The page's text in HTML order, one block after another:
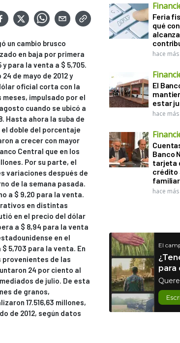
un cambio brusco
en baja por primera
para la venta a $ 5,705.
de mayo de 2012 y
oficial corta con la
impulsado por el
cuando se ubicó a
Hasta ahora la suba de
el doble del porcentaje
a crecer con mayor
Central que en los
Por su parte, el
variaciones después de
de la semana pasada.
a $ 9,20 para la venta.
en distintas
en el precio del dólar
a $ 8,94 para la venta
en el
5,703 para la venta. En
provenientes de las
24 por ciento al
de julio. De esta
de granos,
17.516,63 millones,
de 2012, según datos
Feria
qué
hace
El
estar
hace
Banco
tarjeta
crédito
hace
El
para